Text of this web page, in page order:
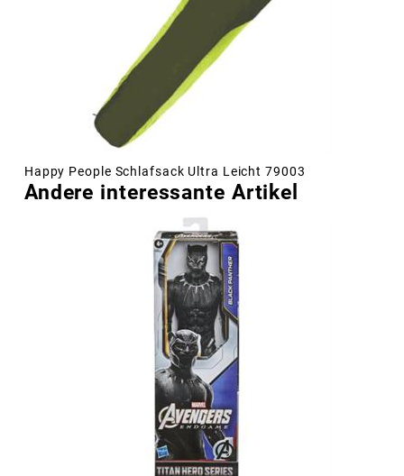
Happy People Schlafsack Ultra Leicht 79003
Andere interessante Artikel